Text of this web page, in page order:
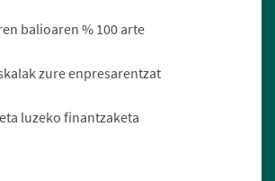
balioaren % 100 arte
zure enpresarentzat
luzeko finantzaketa